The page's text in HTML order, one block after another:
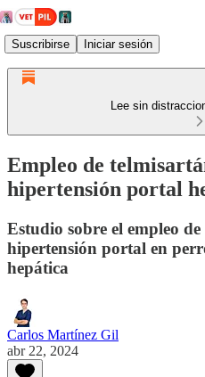
Suscribirse Iniciar sesión
Lee sin
Empleo de
hipertensión portal
Estudio sobre el empleo
hipertensión portal en
hepática
Carlos Martínez Gil
abr 22, 2024